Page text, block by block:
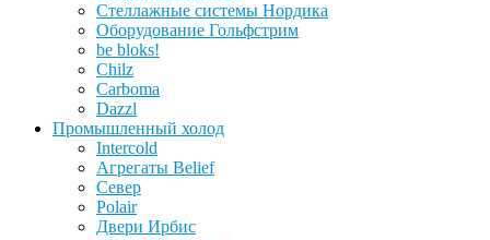
Стеллажные системы Нордика
Оборудование Гольфстрим
be bloks!
Chilz
Carboma
Dazzl
Промышленный холод
Intercold
Агрегаты Belief
Север
Polair
Двери Ирбис